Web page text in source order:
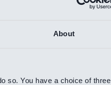
About
so. You have a choice of three